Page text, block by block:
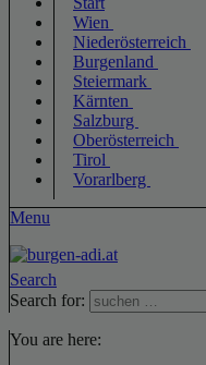
Wien
Niederösterreich
Burgenland
Steiermark
Kärnten
Salzburg
Oberösterreich
Tirol
Vorarlberg
Menu
Search
Search for:
You are here: